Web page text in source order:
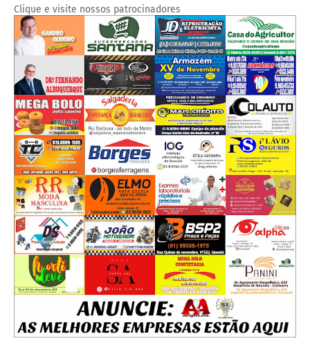
Clique e visite nossos patrocinadores